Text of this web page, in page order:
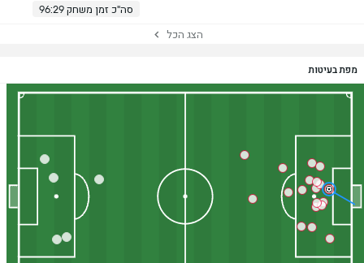
סה"כ זמן משחק 96:29
הצג הכל
מפת בעיטות